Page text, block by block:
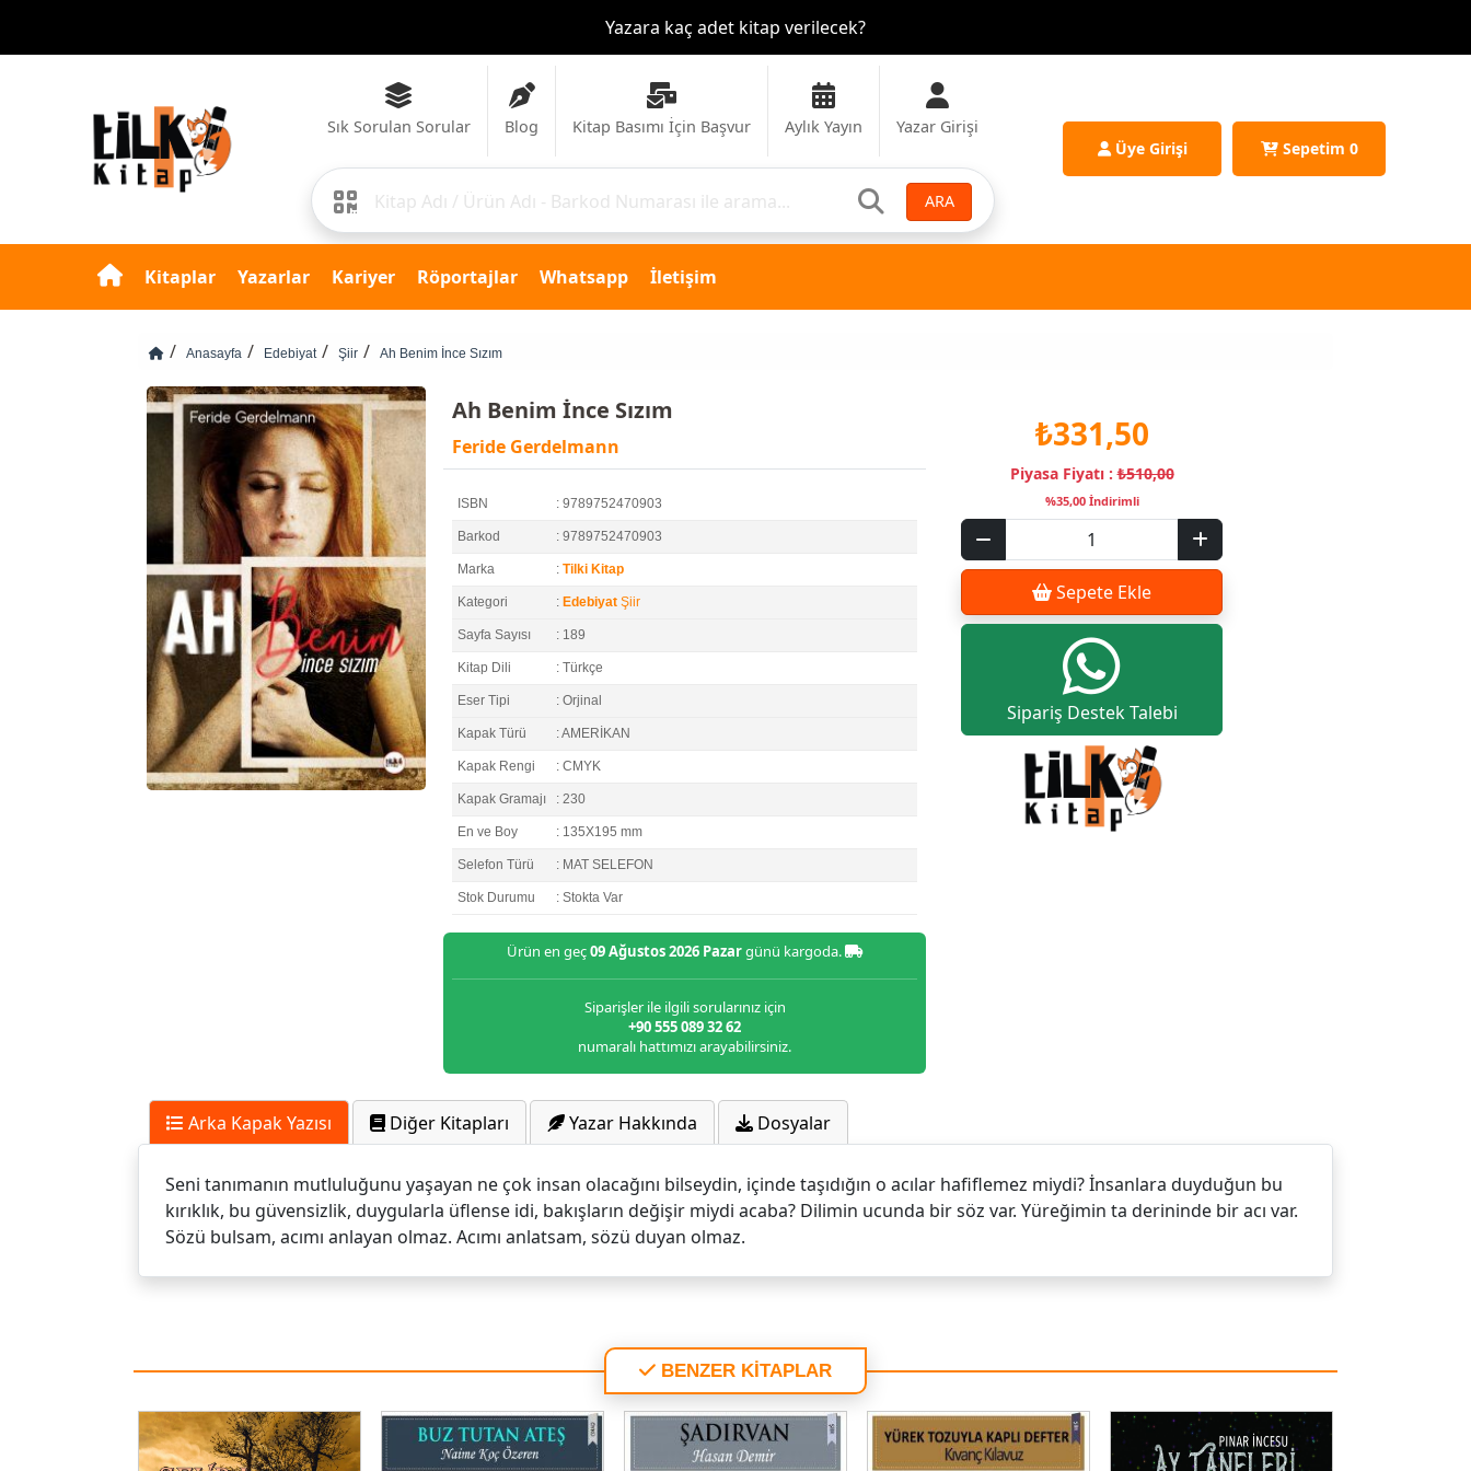
Yazara kaç adet kitap verilecek?
Sık Sorulan Sorular Blog Kitap Basımı İçin Başvur Aylık Yayın Yazar Girişi
ARA
Üye Girişi Sepetim 0
Kitaplar Yazarlar Kariyer Röportajlar Whatsapp İletişim
Anasayfa Edebiyat Şiir Ah Benim İnce Sızım
Ah Benim İnce Sızım
Feride Gerdelmann
ISBN : 9789752470903
Barkod : 9789752470903
Marka : Tilki Kitap
Kategori : Edebiyat Şiir
Sayfa Sayısı : 189
Kitap Dili : Türkçe
Eser Tipi : Orjinal
Kapak Türü : AMERİKAN
Kapak Rengi : CMYK
Kapak Gramajı : 230
En ve Boy : 135X195 mm
Selefon Türü : MAT SELEFON
Stok Durumu : Stokta Var
Ürün en geç09 Ağustos 2026 Pazargünü kargoda.
Siparişler ile ilgili sorularınız için
+90 555 089 32 62
numaralı hattımızı arayabilirsiniz.
₺331,50
Piyasa Fiyatı :₺510,00
%35,00 İndirimli
Sepete Ekle
Sipariş Destek Talebi
Arka Kapak Yazısı Diğer Kitapları Yazar Hakkında Dosyalar
Seni tanımanın mutluluğunu yaşayan ne çok insan olacağını bilseydin, içinde taşıdığın o acılar hafiflemez miydi? İnsanlara duyduğun bu
kırıklık, bu güvensizlik, duygularla üflense idi, bakışların değişir miydi acaba? Dilimin ucunda bir söz var. Yüreğimin ta derininde bir acı var.
Sözü bulsam, acımı anlayan olmaz. Acımı anlatsam, sözü duyan olmaz.
BENZER KİTAPLAR